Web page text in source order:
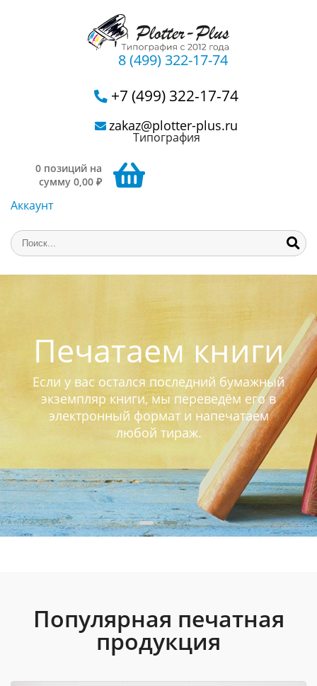
8 (499) 322-17-74
+7 (499) 322-17-74
zakaz@plotter-plus.ru
Типография
0 позиций на
сумму 0,00 ₽
Аккаунт
Печатаем книги
Если у вас остался последний бумажный
экземпляр книги, мы переведём его в
электронный формат и напечатаем
любой тираж.
Популярная печатная
продукция